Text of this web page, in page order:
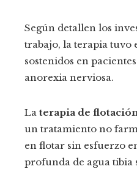
Según detallen los
trabajo, la terapia tuvo
sostenidos en
anorexia nerviosa.
La terapia de
un tratamiento no
en flotar sin esfuerzo
profunda de agua tibia